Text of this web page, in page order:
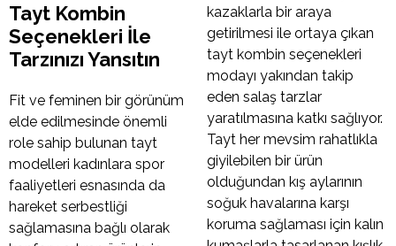
Tayt Kombin
Seçenekleri İle
Tarzınızı Yansıtın
Fit ve feminen bir görünüm
elde edilmesinde önemli
role sahip bulunan tayt
modelleri kadınlara spor
faaliyetleri esnasında da
hareket serbestliği
sağlamasına bağlı olarak
kazaklarla bir araya
getirilmesi ile ortaya çıkan
tayt kombin seçenekleri
modayı yakından takip
eden salaş tarzlar
yaratılmasına katkı sağlıyor.
Tayt her mevsim rahatlıkla
giyilebilen bir ürün
olduğundan kış aylarının
soğuk havalarına karşı
koruma sağlaması için kalın